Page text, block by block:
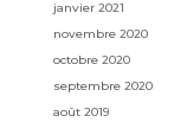
janvier 2021
novembre 2020
octobre 2020
septembre 2020
août 2019